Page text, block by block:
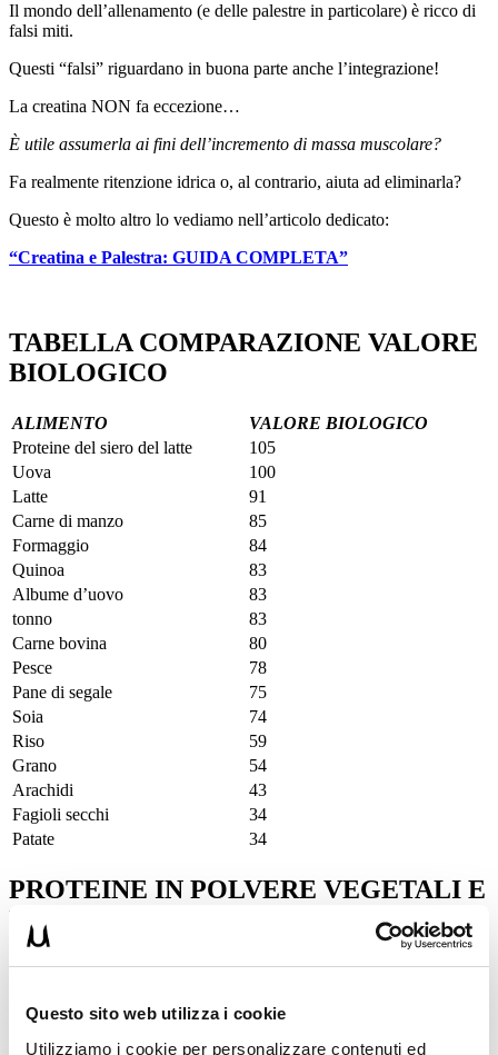
Questo sito web utilizza i cookie
Utilizziamo i cookie per personalizzare contenuti ed
Il mondo dell’allenamento (e delle palestre in particolare) è ricco di
falsi miti.
Questi “falsi” riguardano in buona parte anche l’integrazione!
La creatina NON fa eccezione…
È utile assumerla ai fini dell’incremento di massa muscolare?
Fa realmente ritenzione idrica o, al contrario, aiuta ad eliminarla?
Questo è molto altro lo vediamo nell’articolo dedicato:
“Creatina e Palestra: GUIDA COMPLETA”
TABELLA COMPARAZIONE VALORE
BIOLOGICO
ALIMENTO
VALORE BIOLOGICO
Proteine del siero del latte
105
Uova
100
Latte
91
Carne di manzo
85
Formaggio
84
Quinoa
83
Albume d’uovo
83
tonno
83
Carne bovina
80
Pesce
78
Pane di segale
75
Soia
74
Riso
59
Grano
54
Arachidi
43
Fagioli secchi
34
Patate
34
PROTEINE IN POLVERE VEGETALI E
MASSA MUSCOLARE
Come avrai potuto intuire dalle 7 tipologie di proteine in polvere
le migliori in quanto valore biologico sono quelle del pisello
Ladose consigliataper massimizzare la crescita muscolare è